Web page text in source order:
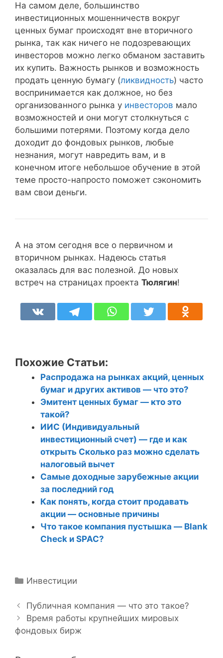
На самом деле, большинство
инвестиционных мошенничеств вокруг
ценных бумаг происходят вне вторичного
рынка, так как ничего не подозревающих
инвесторов можно легко обманом заставить
их купить. Важность рынков и возможность
продать ценную бумагу (ликвидность) часто
воспринимается как должное, но без
организованного рынка у инвесторов мало
возможностей и они могут столкнуться с
большими потерями. Поэтому когда дело
доходит до фондовых рынков, любые
незнания, могут навредить вам, и в
конечном итоге небольшое обучение в этой
теме просто-напросто поможет сэкономить
вам свои деньги.
А на этом сегодня все о первичном и
вторичном рынках. Надеюсь статья
оказалась для вас полезной. До новых
встреч на страницах проекта Тюлягин!
Похожие Статьи:
Распродажа на рынках акций, ценных
бумаг и других активов — что это?
Эмитент ценных бумаг — кто это
такой?
ИИС (Индивидуальный
инвестиционный счет) — где и как
открыть Сколько раз можно сделать
налоговый вычет
Самые доходные зарубежные акции
за последний год
Как понять, когда стоит продавать
акции — основные причины
Что такое компания пустышка — Blank
Check и SPAC?
Р
б
р
и
Инвестиции
а
в
и
а
Публичная компания — что это такое?
Время работы крупнейших мировых
фондовых бирж